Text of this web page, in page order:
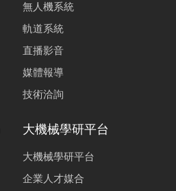
無人機系統
軌道系統
直播影音
媒體報導
技術洽詢
大機械學研平台
大機械學研平台
企業人才媒合